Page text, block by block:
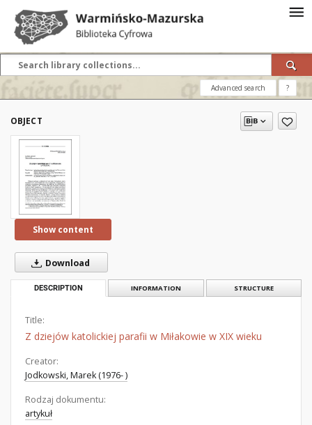
Advanced search ?
OBJECT
Show content
Download
DESCRIPTION INFORMATION STRUCTURE
Title:
Z dziejów katolickiej parafii w Miłakowie w XIX wieku
Creator:
Jodkowski, Marek (1976- )
Rodzaj dokumentu:
artykuł